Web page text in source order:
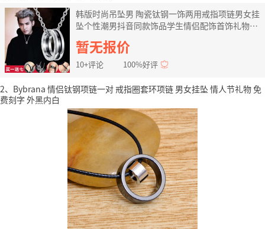
韩版时尚吊坠男 陶瓷钛钢一饰两用戒指项链男女挂
坠个性潮男抖音同款饰品学生情侣配饰首饰礼物挂
饰买一送七 18小号黑色【买一送七三种链子】
暂无报价
10+评论 100%好评
2、Bybrana 情侣钛钢项链一对 戒指圈套环项链 男女挂坠 情人节礼物 免
费刻字 外黑内白